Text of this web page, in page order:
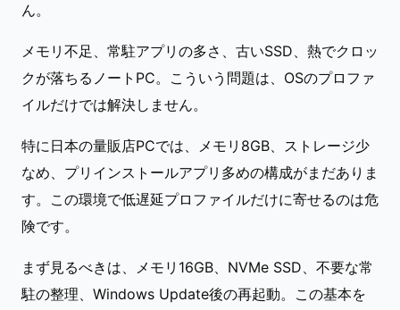
ん。
メモリ不足、常駐アプリの多さ、古いSSD、熱でクロッ
クが落ちるノートPC。こういう問題は、OSのプロファ
イルだけでは解決しません。
特に日本の量販店PCでは、メモリ8GB、ストレージ少
なめ、プリインストールアプリ多めの構成がまだありま
す。この環境で低遅延プロファイルだけに寄せるのは危
険です。
まず見るべきは、メモリ16GB、NVMe SSD、不要な常
駐の整理、Windows Update後の再起動。この基本を